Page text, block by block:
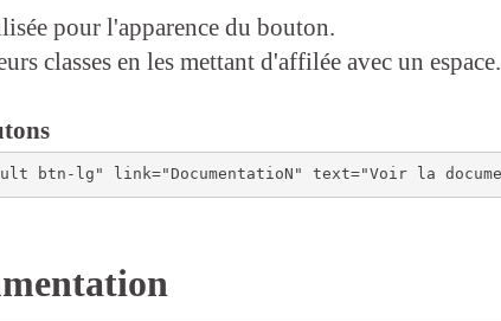
pour l'apparence du bouton.
classes en les mettant d'affilée avec un espace.